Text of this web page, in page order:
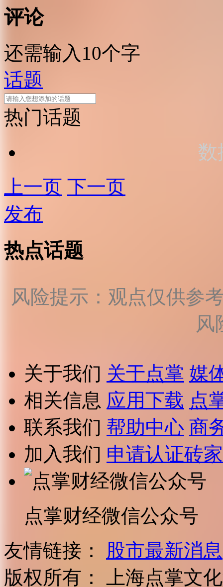
评论
还需输入10个字
话题
热门话题
数
上一页 下一页
发布
热点话题
风险提示：观点仅供参
风
关于我们 关于点掌 媒
相关信息 应用下载 点
联系我们 帮助中心 商
加入我们 申请认证砖家
点掌财经微信公众号
友情链接：
股市最新消息
版权所有：
上海点掌文